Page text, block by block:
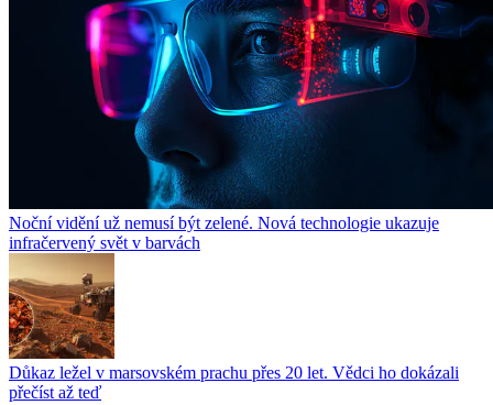
Noční vidění už nemusí být zelené. Nová technologie ukazuje
infračervený svět v barvách
Důkaz ležel v marsovském prachu přes 20 let. Vědci ho dokázali
přečíst až teď